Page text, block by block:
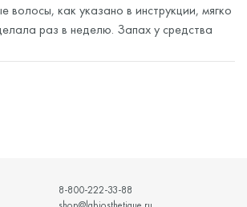
как указано в инструкции, мягко
раз в неделю. Запах у средства
первого применения было легкое
8-800-222-33-88